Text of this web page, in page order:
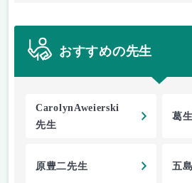
おすすめの先生
CarolynAweierski
先生
葛
原豊二先生 五